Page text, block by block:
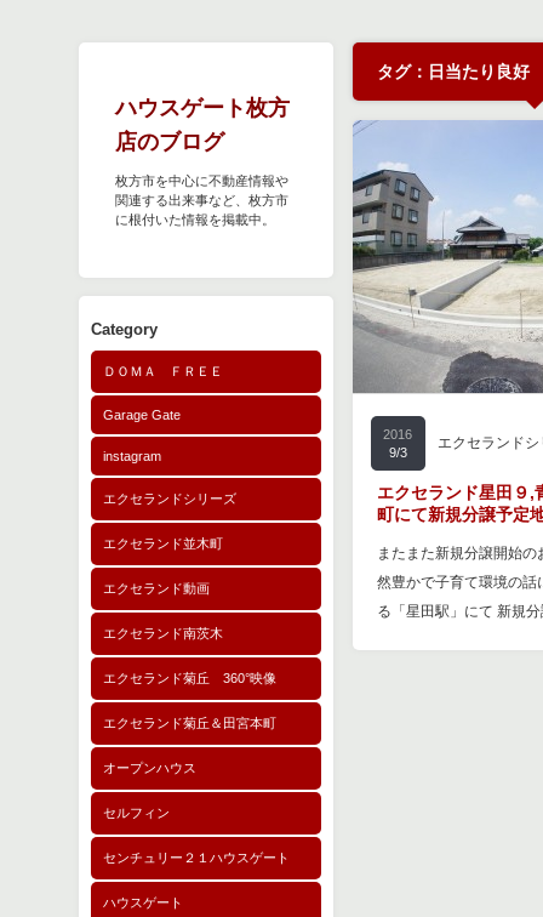
ハウスゲート枚方
店のブログ
枚方市を中心に不動産情報や
関連する出来事など、枚方市
に根付いた情報を掲載中。
Category
ＤＯＭＡ ＦＲＥＥ
Garage Gate
instagram
エクセランドシリーズ
エクセランド並木町
エクセランド動画
エクセランド南茨木
エクセランド菊丘 360°映像
エクセランド菊丘＆田宮本町
オープンハウス
セルフィン
センチュリー２１ハウスゲート
ハウスゲート
タグ：日当たり良好
2016
9/3
エクセランドシ
エクセランド星田９,
町にて新規分譲予定
またまた新規分譲開始
然豊かで子育て環境の話
る「星田駅」にて 新規